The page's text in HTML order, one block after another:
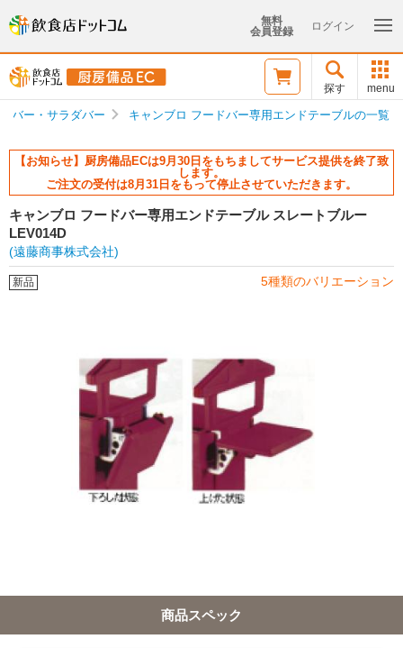
無料
会員登録
ログイン
探す menu
バー・サラダバー キャンブロ フードバー専用エンドテーブルの一覧
【お知らせ】厨房備品ECは9月30日をもちましてサービス提供を終了致
します。
ご注文の受付は8月31日をもって停止させていただきます。
キャンブロ フードバー専用エンドテーブル スレートブルー
LEV014D
(遠藤商事株式会社)
新品 5種類のバリエーション
商品スペック